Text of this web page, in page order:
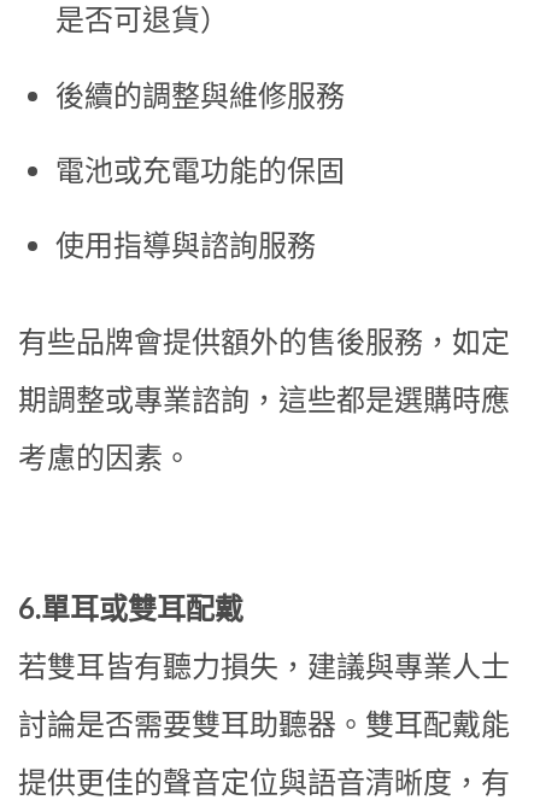
是否可退貨）
後續的調整與維修服務
電池或充電功能的保固
使用指導與諮詢服務
有些品牌會提供額外的售後服務，如定
期調整或專業諮詢，這些都是選購時應
考慮的因素。
6.單耳或雙耳配戴
若雙耳皆有聽力損失，建議與專業人士
討論是否需要雙耳助聽器。雙耳配戴能
提供更佳的聲音定位與語音清晰度，有